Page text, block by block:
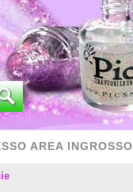
AREA INGROSSO